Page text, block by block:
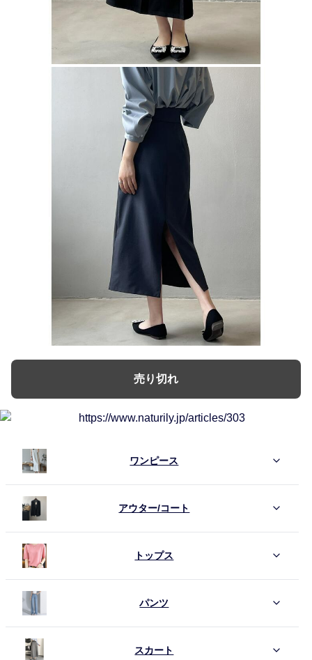
売り切れ
ワンピース
アウター/コート
トップス
パンツ
スカート